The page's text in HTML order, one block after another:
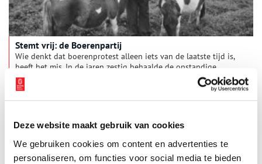
Deze website maakt gebruik van cookies
We gebruiken cookies om content en advertenties te
personaliseren, om functies voor social media te bieden
Stemt vrij: de Boerenpartij
Wie denkt dat boerenprotest alleen iets van de laatste tijd is,
heeft het mis. In de jaren zestig behaalde de opstandige
Boerenpartij grote successen bij de
gemeenteraadsverkiezingen. In steden als Amsterdam en
Haarlem konden de boeren rekenen op veel sympathie – én